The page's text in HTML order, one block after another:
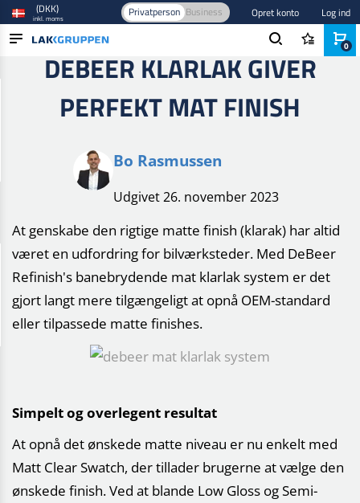
PRODUKTER
BRANCHER
(DKK)
inkl. moms Privatperson Business Opret konto Log ind
DEBEER KLARLAK GIVER
PERFEKT MAT FINISH
Bo Rasmussen
Udgivet 26. november 2023
At genskabe den rigtige matte finish (klarak) har altid
været en udfordring for bilværksteder. Med DeBeer
Refinish's banebrydende mat klarlak system er det
gjort langt mere tilgængeligt at opnå OEM-standard
eller tilpassede matte finishes.
Simpelt og overlegent resultat
At opnå det ønskede matte niveau er nu enkelt med
Matt Clear Swatch, der tillader brugerne at vælge den
ønskede finish. Ved at blande Low Gloss og Semi-
0